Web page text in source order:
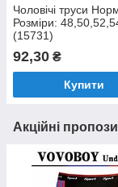
Чоловічі труси
Розміри:
(15731)
92,30 ₴
Купити
Акційні